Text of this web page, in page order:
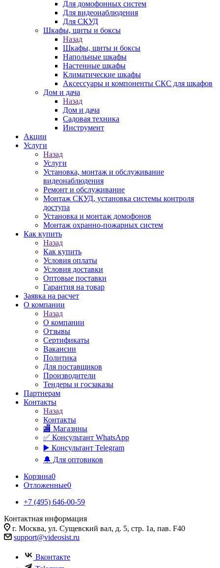
Для домофонных систем
Для видеонаблюдения
Для СКУД
Шкафы, щиты и боксы
Назад
Шкафы, щиты и боксы
Напольные шкафы
Настенные шкафы
Климатические шкафы
Аксессуары и компоненты СКС для шкафов
Дом и дача
Назад
Дом и дача
Садовая техника
Инструмент
Акции
Услуги
Назад
Услуги
Установка, монтаж и обслуживание
видеонаблюдения
Ремонт и обслуживание
Монтаж СКУД, установка системы контроля
доступа
Установка и монтаж домофонов
Монтаж охранно-пожарных систем
Как купить
Назад
Как купить
Условия оплаты
Условия доставки
Оптовые поставки
Гарантия на товар
Заявка на расчет
О компании
Назад
О компании
Отзывы
Сертификаты
Вакансии
Политика
Для поставщиков
Производители
Тендеры и госзаказы
Партнерам
Контакты
Назад
Контакты
🏬 Магазины
✅️ Консультант WhatsApp
▶️ Консультант Telegram
🔔 Для оптовиков
Корзина0
Отложенные0
+7 (495) 646-00-59
Контактная информация
г. Москва, ул. Сущевский вал, д. 5, стр. 1а, пав. F40
support@videosist.ru
Вконтакте